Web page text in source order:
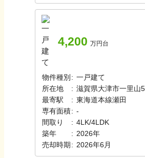
4,200 万円台
物件種別 : 一戸建て
所在地
: 滋賀県大津市一里山
最寄駅
: 東海道本線瀬田
専有面積: -
間取り
: 4LK/4LDK
築年
: 2026年
売却時期 : 2026年6月